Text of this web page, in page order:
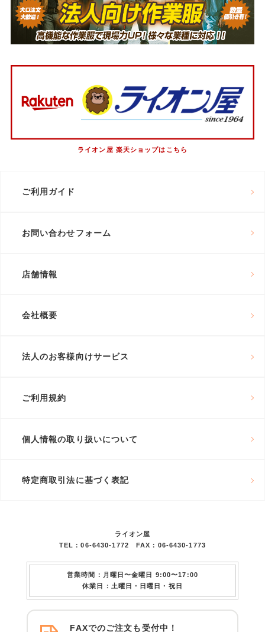
ライオン屋 楽天ショップはこちら
ご利用ガイド
お問い合わせフォーム
店舗情報
会社概要
法人のお客様向けサービス
ご利用規約
個人情報の取り扱いについて
特定商取引法に基づく表記
ライオン屋
TEL：06-6430-1772 FAX：06-6430-1773
営業時間：月曜日〜金曜日 9:00〜17:00
休業日：土曜日・日曜日・祝日
FAXでのご注文も受付中！